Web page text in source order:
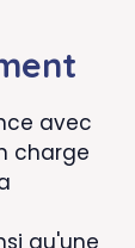
avec
charge
qu'une